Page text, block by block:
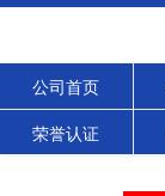
公司首页
荣誉认证